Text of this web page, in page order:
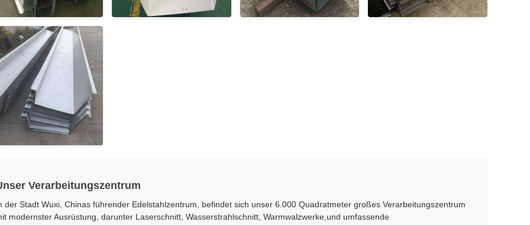
Verarbeitungszentrum
der Stadt Wuxi, Chinas führender Edelstahlzentrum, befindet sich unser 6.000 Quadratmeter großes Verarbeitungszentrum
modernster Ausrüstung, darunter Laserschnitt, Wasserstrahlschnitt, Warmwalzwerke,und umfassende